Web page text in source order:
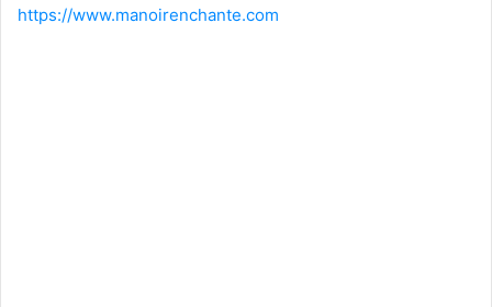
https://www.manoirenchante.com